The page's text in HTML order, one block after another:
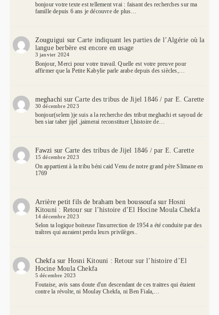
bonjour votre texte est tellement vrai : faisant des recherches sur ma
famille depuis 6 ans je découvre de plus…
Zouguigui surCarte indiquant les parties de l’Algérie où la
langue berbère est encore en usage
3 janvier 2024
Bonjour, Merci pour votre travail. Quelle est votre preuve pour
affirmer que la Petite Kabylie parle arabe depuis des siècles,…
meghachi surCarte des tribus de Jijel 1846 / par E. Carette
30 décembre 2023
bonjour(selem )je suis a la recherche des tribut meghachi et sayoud de
ben siar taher jijel ,jaimerai reconstituer l,histoire de…
Fawzi sur Carte des tribus de Jijel 1846 / par E. Carette
15 décembre 2023
On appartient à la tribu béni caid Venu de notre grand père Slimane en
1769
Arrière petit fils de braham ben boussoufasur Hosni
Kitouni : Retour sur l’histoire d’El Hocine Moula Chekfa
14 décembre 2023
Selon ta logique boiteuse l'insurrection de 1954 a été conduite par des
traîtres qui auraient perdu leurs privilèges..
Chekfasur Hosni Kitouni : Retour sur l’histoire d’El
Hocine Moula Chekfa
5 décembre 2023
Foutaise, avis sans doute d'un descendant de ces traitres qui étaient
contre la révolte, ni Moulay Chekfa, ni Ben Fiala,…